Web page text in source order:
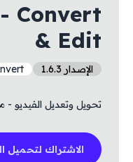
Convert
& Edit
الإصدار 1.6.3
تحويل وتعديل الفيديو -
الاشتراك لتحميل